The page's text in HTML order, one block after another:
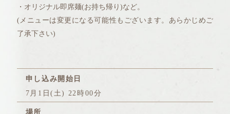
・オリジナル即席麺(お持ち帰り)など。
(メニューは変更になる可能性もございます。あらかじめご
了承下さい)
申し込み開始日
7月1日(土) 22時00分
場所